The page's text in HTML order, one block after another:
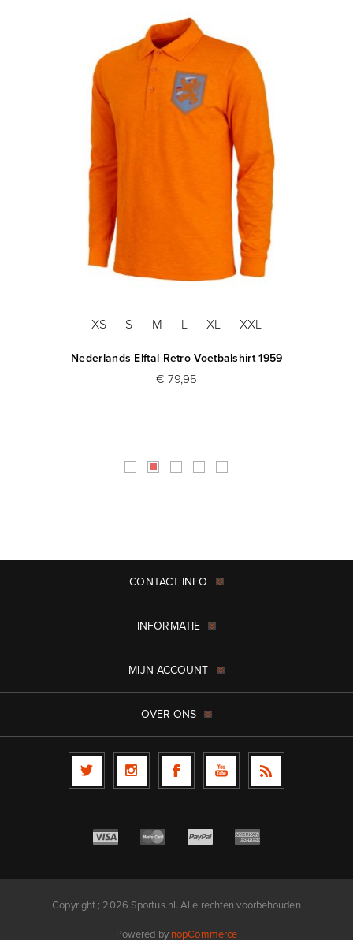
XS S M L XL XXL
Nederlands Elftal Retro Voetbalshirt 1959
€ 79,95
CONTACT INFO
INFORMATIE
MIJN ACCOUNT
OVER ONS
Copyright ; 2026 Sportus.nl. Alle rechten voorbehouden
Powered by nopCommerce